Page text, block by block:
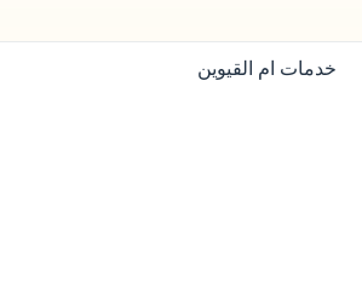
خدمات ام القيوين